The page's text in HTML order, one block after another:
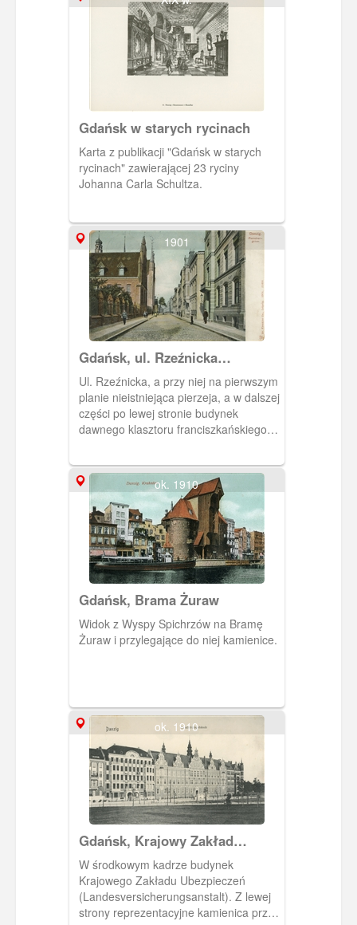
Gdańsk w starych rycinach
Karta z publikacji "Gdańsk w starych
rycinach" zawierającej 23 ryciny
Johanna Carla Schultza.
1901
Gdańsk, ul. Rzeźnicka
(Fleischergasse)
Ul. Rzeźnicka, a przy niej na pierwszym
planie nieistniejąca pierzeja, a w dalszej
części po lewej stronie budynek
dawnego klasztoru franciszkańskiego
Muzeum Narodowe).
ok. 1910
Gdańsk, Brama Żuraw
Widok z Wyspy Spichrzów na Bramę
Żuraw i przylegające do niej kamienice.
ok. 1910
Gdańsk, Krajowy Zakład
Ubezpieczeń
(Landesversicherungsanstalt)
W środkowym kadrze budynek
Krajowego Zakładu Ubezpieczeń
(Landesversicherungsanstalt). Z lewej
strony reprezentacyjne kamienica przy